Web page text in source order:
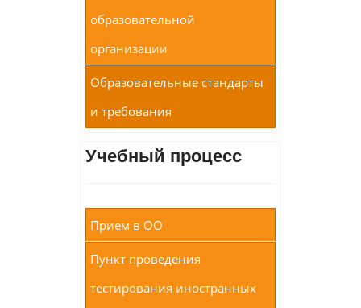
образовательной
организации
Образовательные стандарты
и требования
Учебный процесс
Прием в ОО
Пункт проведения
тестирования иностранных